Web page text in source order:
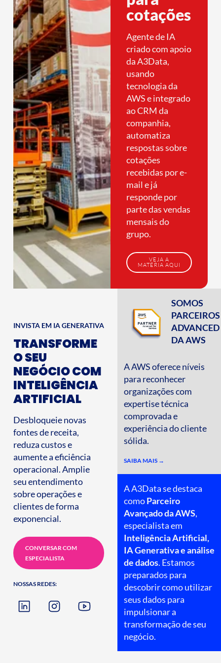
cotações
Agente de IA
criado com apoio
da A3Data,
usando
tecnologia da
AWS e integrado
ao CRM da
companhia,
automatiza
respostas sobre
cotações
recebidas por e-
mail e já
responde por
parte das vendas
mensais do
grupo.
VEJA A
MATÉRIA AQUI
INVISTA EM IA GENERATIVA
TRANSFORME
O SEU
NEGÓCIO COM
INTELIGÊNCIA
ARTIFICIAL
Desbloqueie novas
fontes de receita,
reduza custos e
aumente a eficiência
operacional. Amplie
seu entendimento
sobre operações e
clientes de forma
exponencial.
CONVERSAR COM
ESPECIALISTA
NOSSAS REDES:
SOMOS
PARCEIROS
ADVANCED
DA AWS
A AWS oferece níveis
para reconhecer
organizações com
expertise técnica
comprovada e
experiência do cliente
sólida.
SAIBA MAIS →
A A3Data se destaca
comoParceiro
Avançado da AWS,
especialista em
Inteligência Artificial,
IA Generativa e análise
de dados. Estamos
preparados para
descobrir como utilizar
seus dados para
impulsionar a
transformação de seu
negócio.